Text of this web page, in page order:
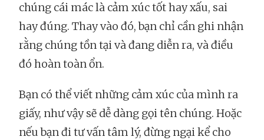
chúng cái mác là cảm xúc tốt hay xấu, sai
hay đúng. Thay vào đó, bạn chỉ cần ghi nhận
rằng chúng tồn tại và đang diễn ra, và điều
đó hoàn toàn ổn.
Bạn có thể viết những cảm xúc của mình ra
giấy, như vậy sẽ dễ dàng gọi tên chúng. Hoặc
nếu bạn đi tư vấn tâm lý, đừng ngại kể cho